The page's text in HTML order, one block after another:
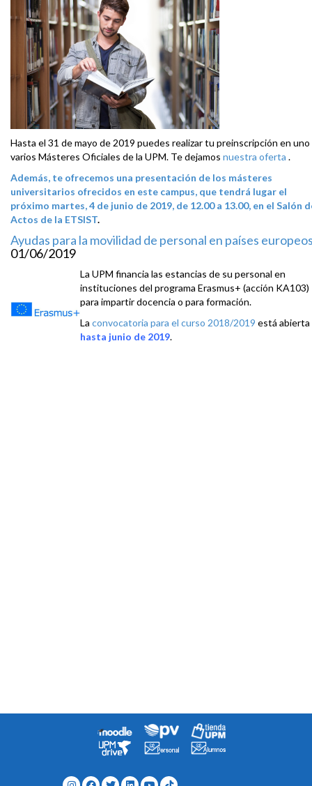
Hasta el 31 de mayo de 2019 puedes realizar tu preinscripción en uno
varios Másteres Oficiales de la UPM. Te dejamos nuestra oferta .
Además, te ofrecemos una presentación de los másteres
universitarios ofrecidos en este campus, que tendrá lugar el
próximo martes, 4 de junio de 2019, de 12.00 a 13.00, en el Salón
Actos de la ETSIST.
Ayudas para la movilidad de personal en países
01/06/2019
La UPM financia las estancias de su personal en
instituciones del programa Erasmus+ (acción KA103)
para impartir docencia o para formación.
La convocatoria para el curso 2018/2019 está abierta
hasta junio de 2019.